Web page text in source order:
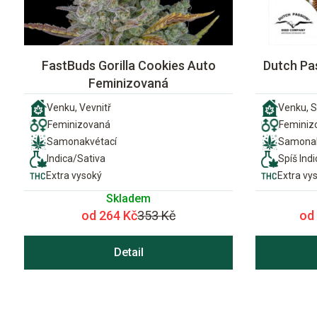
FastBuds Gorilla Cookies Auto
Feminizovaná
Venku, Vevnitř
Feminizovaná
Samonakvétací
Indica/Sativa
Extra vysoký
Skladem
od 264 Kč353 Kč
Detail
Dutch
Venku,
Spíš
Extra
od